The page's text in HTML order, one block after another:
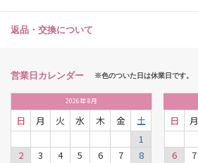
返品・交換について
営業日カレンダー ※色のついた日は休業日です。
2026年8月
日 月 火 水 木 金
土
1
2
3 4 5 6 7
8
日 月
6
7